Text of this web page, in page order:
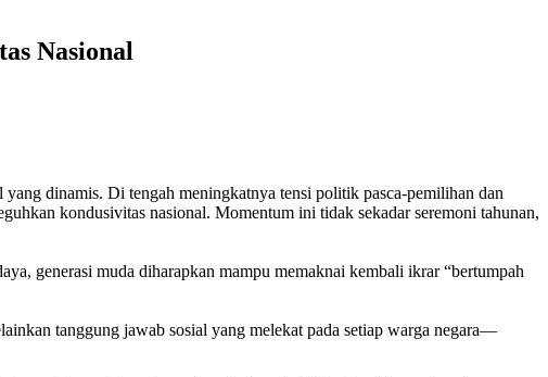
Nasional
yang dinamis. Di tengah meningkatnya tensi politik pasca-pemilihan dan
kondusivitas nasional. Momentum ini tidak sekadar seremoni tahunan,
generasi muda diharapkan mampu memaknai kembali ikrar “bertumpah
tanggung jawab sosial yang melekat pada setiap warga negara—